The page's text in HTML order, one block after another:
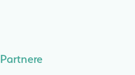
Partnere